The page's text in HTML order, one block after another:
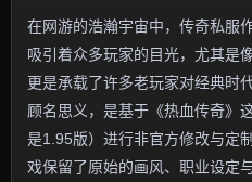
在网游的浩瀚宇宙中，传奇私服
吸引着众多玩家的目光，尤其是
更是承载了许多老玩家对经典时
顾名思义，是基于《热血传奇》
是1.95版）进行非官方修改与定
戏保留了原始的画风、职业设定